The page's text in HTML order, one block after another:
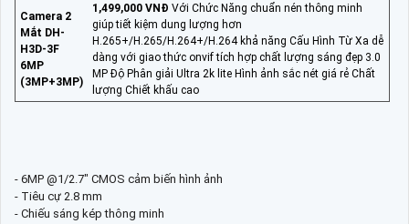
Camera 2
Mắt DH-
H3D-3F
6MP
(3MP+3MP)
1,499,000 VNĐ Với Chức Năng chuẩn nén thông minh
giúp tiết kiệm dung lượng hơn
H.265+/H.265/H.264+/H.264 khả năng Cấu Hình Từ Xa dễ
dàng với giao thức onvif tích hợp chất lượng sáng đẹp 3.0
MP Độ Phân giải Ultra 2k lite Hình ảnh sắc nét giá rẻ Chất
lượng Chiết khấu cao
- 6MP @1/2.7" CMOS cảm biến hình ảnh
- Tiêu cự 2.8 mm
- Chiếu sáng kép thông minh